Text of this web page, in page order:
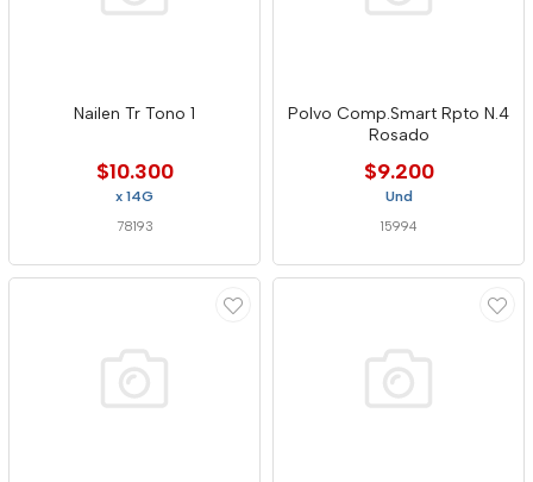
Nailen Tr Tono 1
$10.300
x 14G
78193
Polvo Comp.Smart Rpto N.4
Rosado
$9.200
Und
15994